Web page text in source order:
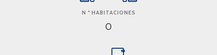
N º HABITACIONES
0